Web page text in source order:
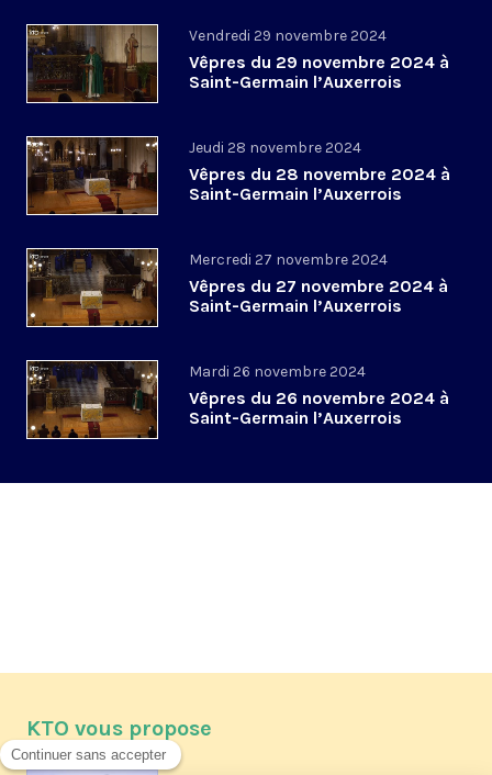
Vendredi 29 novembre 2024
Vêpres du 29 novembre 2024 à
Saint-Germain l’Auxerrois
Jeudi 28 novembre 2024
Vêpres du 28 novembre 2024 à
Saint-Germain l’Auxerrois
Mercredi 27 novembre 2024
Vêpres du 27 novembre 2024 à
Saint-Germain l’Auxerrois
Mardi 26 novembre 2024
Vêpres du 26 novembre 2024 à
Saint-Germain l’Auxerrois
KTO vous propose